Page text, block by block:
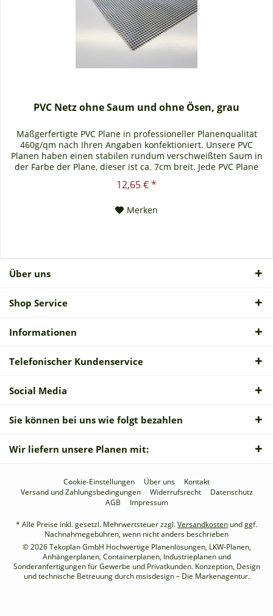
PVC Netz ohne Saum und ohne Ösen, grau
Maßgerfertigte PVC Plane in professioneller Planenqualität
460g/qm nach Ihren Angaben konfektioniert. Unsere PVC
Planen haben einen stabilen rundum verschweißten Saum in
der Farbe der Plane, dieser ist ca. 7cm breit. Jede PVC Plane
mit Edelstahlösen ausstatten. Die PVC Plane ist UV-stabilisiert
12,65 € *
Merken
Über uns
Shop Service
Informationen
Telefonischer Kundenservice
Social Media
Sie können bei uns wie folgt bezahlen
Wir liefern unsere Planen mit:
Cookie-Einstellungen Über uns
Kontakt
Versand und Zahlungsbedingungen
Widerrufsrecht
Datenschutz
AGB
Impressum
* Alle Preise inkl. gesetzl. Mehrwertsteuer zzgl.Versandkosten und ggf.
Nachnahmegebühren, wenn nicht anders beschrieben
© 2026 Tekoplan GmbH Hochwertige Planenlösungen, LKW-Planen,
Anhängerplanen, Containerplanen, Industrieplanen und
Sonderanfertigungen für Gewerbe und Privatkunden. Konzeption, Design
und technische Betreuung durch msisdesign – Die Markenagentur.